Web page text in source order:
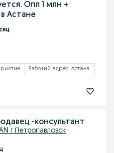
Опл 1 млн +
Астане
Рабочий адрес: Астана
-консультант
г.Петропавловск